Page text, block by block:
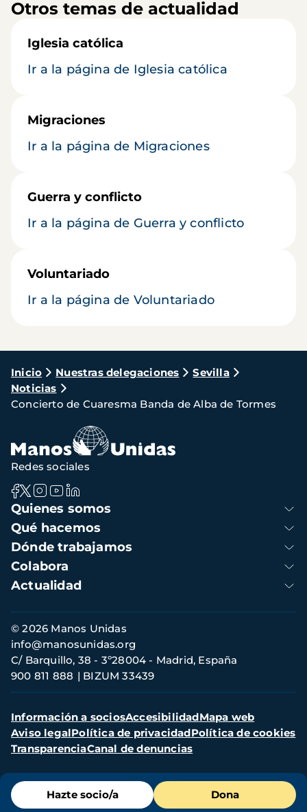
Otros temas de actualidad
Iglesia católica
Ir a la página de Iglesia católica
Migraciones
Ir a la página de Migraciones
Guerra y conflicto
Ir a la página de Guerra y conflicto
Voluntariado
Ir a la página de Voluntariado
Ruta
de
navegación
Inicio Nuestras delegaciones
Sevilla
Noticias
Concierto de Cuaresma Banda de Alba de Tormes
Menú
de
Hazte socio/a Dona
Navegación
principal
Quienes somos
Qué hacemos
Dónde trabajamos
Colabora
Actualidad
Redes sociales
Información
de
contacto
© 2026 Manos Unidas
C/ Barquillo, 38 - 3º28004 - Madrid, España
900 811 888
BIZUM 33439
info@manosunidas.org
Menú
secundario
Información a sociosAccesibilidadMapa web
Aviso legalPolítica de privacidadPolítica de cookies
TransparenciaCanal de denuncias